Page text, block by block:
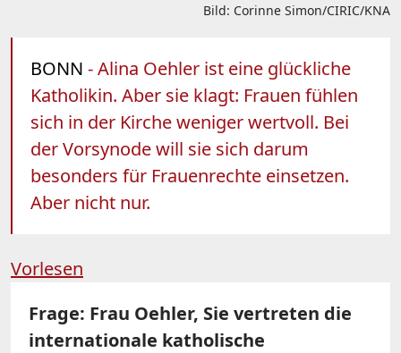
Bild: Corinne Simon/CIRIC/KNA
BONN - Alina Oehler ist eine glückliche
Katholikin. Aber sie klagt: Frauen fühlen
sich in der Kirche weniger wertvoll. Bei
der Vorsynode will sie sich darum
besonders für Frauenrechte einsetzen.
Aber nicht nur.
Vorlesen
Frage: Frau Oehler, Sie vertreten die
internationale katholische